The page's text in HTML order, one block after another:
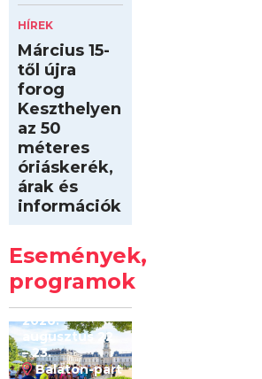
HÍREK
Március 15-
től újra
forog
Keszthelyen
az 50
méteres
óriáskerék,
árak és
információk
Események,
programok
Kilóméterek
2026
2026.
augusztus 22
– 23.
Balaton-part